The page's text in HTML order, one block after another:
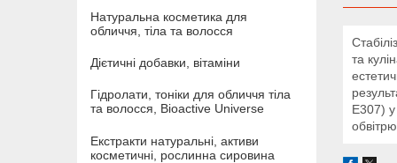
та
Е307) у
Натуральна косметика для
обличчя, тіла та волосся
Дієтичні добавки, вітаміни
Гідролати, тоніки для обличчя тіла
та волосся, Bioactive Universe
Екстракти натуральні, активи
косметичні, рослинна сировина